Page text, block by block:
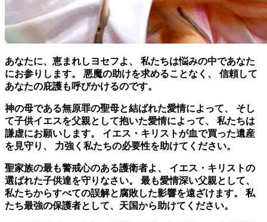
あなたに、恵まれしヨセフよ、 私たちは悩みの中であなた
にお参りします。 悪魔の助けを求めることなく、 信頼して
あなたの庇護も呼びかけるのです。
神の母である無原罪の聖母と結ばれた愛情によって、 そし
て子供イエスを父親として抱いた愛情によって、 私たちは
謙虚にお願いします。 イエス・キリストが血で買った遺産
を見守り、 力強く私たちの必要性を助けてください。
聖家族の最も警戒心のある護衛者よ、 イエス・キリストの
選ばれた子供達を守りなさい。 最も愛情深い父親として、
私たちからすべての誤解と腐敗した影響を遠ざけます。 私
たち最強の保護者として、天国から助けてください。